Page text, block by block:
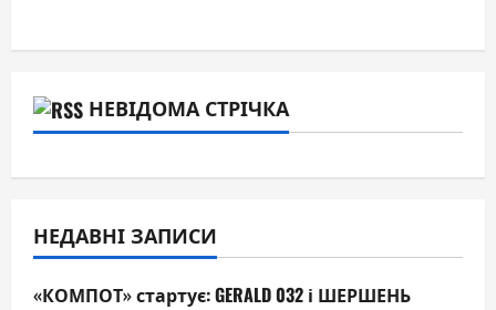
НЕВІДОМА СТРІЧКА
НЕДАВНІ ЗАПИСИ
«КОМПОТ» стартує: GERALD 032 і ШЕРШЕНЬ